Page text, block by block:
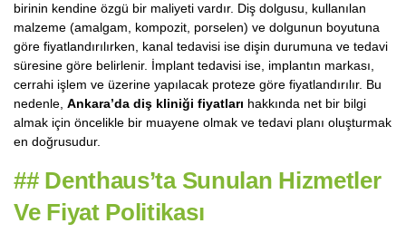
birinin kendine özgü bir maliyeti vardır. Diş dolgusu, kullanılan
malzeme (amalgam, kompozit, porselen) ve dolgunun boyutuna
göre fiyatlandırılırken, kanal tedavisi ise dişin durumuna ve tedavi
süresine göre belirlenir. İmplant tedavisi ise, implantın markası,
cerrahi işlem ve üzerine yapılacak proteze göre fiyatlandırılır. Bu
nedenle, Ankara’da diş kliniği fiyatları hakkında net bir bilgi
almak için öncelikle bir muayene olmak ve tedavi planı oluşturmak
en doğrusudur.
## Denthaus’ta Sunulan Hizmetler
Ve Fiyat Politikası